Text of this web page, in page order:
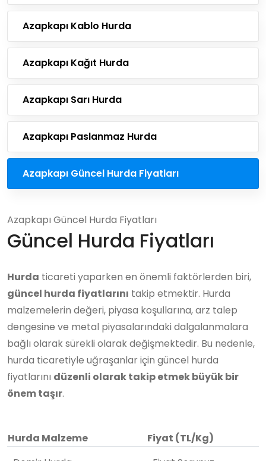
Azapkapı Kablo Hurda
Azapkapı Kağıt Hurda
Azapkapı Sarı Hurda
Azapkapı Paslanmaz Hurda
Azapkapı Güncel Hurda Fiyatları
Azapkapı Güncel Hurda Fiyatları
Güncel Hurda Fiyatları
Hurda ticareti yaparken en önemli faktörlerden biri,
güncel hurda fiyatlarını takip etmektir. Hurda
malzemelerin değeri, piyasa koşullarına, arz talep
dengesine ve metal piyasalarındaki dalgalanmalara
bağlı olarak sürekli olarak değişmektedir. Bu nedenle,
hurda ticaretiyle uğraşanlar için güncel hurda
fiyatlarını düzenli olarak takip etmek büyük bir
önem taşır.
Hurda Malzeme
Fiyat (TL/Kg)